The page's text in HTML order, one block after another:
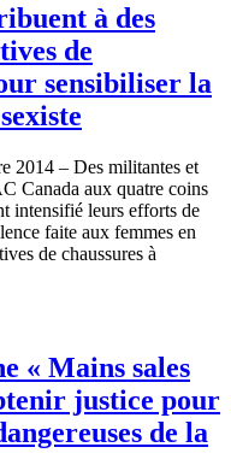
à des
de
sensibiliser la
2014 – Des militantes et
Canada aux quatre coins
intensifié leurs efforts de
faite aux femmes en
de chaussures à
« Mains sales
justice pour
de la